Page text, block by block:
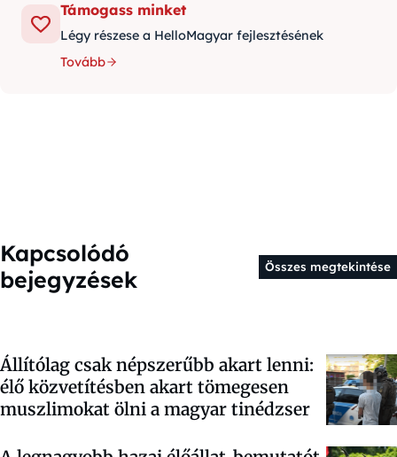
Támogass minket
Légy részese a HelloMagyar fejlesztésének
Tovább
Kapcsolódó
bejegyzések
Összes megtekintése
Állítólag csak népszerűbb akart lenni:
élő közvetítésben akart tömegesen
muszlimokat ölni a magyar tinédzser